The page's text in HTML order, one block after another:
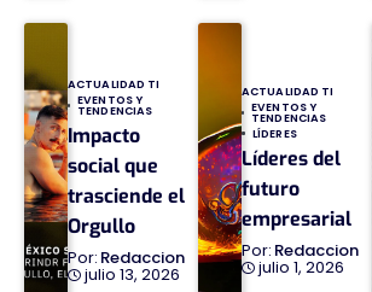
ACTUALIDAD TI
EVENTOS Y
TENDENCIAS
Impacto
social que
trasciende el
Orgullo
Redaccion
julio 13, 2026
ACTUALIDAD TI
EVENTOS Y
TENDENCIAS
LÍDERES
Líderes del
futuro
empresarial
Redaccion
julio 1, 2026